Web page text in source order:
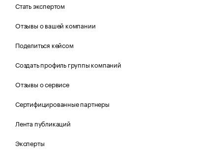
Стать экспертом
Отзывы о вашей компании
Поделиться кейсом
Создать профиль группы компаний
Отзывы о сервисе
Сертифицированные партнеры
Лента публикаций
Эксперты